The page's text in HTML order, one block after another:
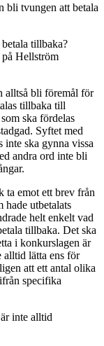
tvungen att betala
Hellström
alltså bli föremål för
tillbaka till
ska fördelas
Syftet med
inte ska gynna vissa
andra ord inte bli
ta emot ett brev från
hade utbetalats
helt enkelt vad
tillbaka. Det ska
i konkurslagen är
alltid lätta ens för
att ett antal olika
specifika
inte alltid